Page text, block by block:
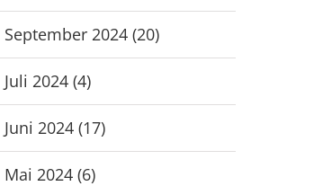
September 2024 (20)
Juli 2024 (4)
Juni 2024 (17)
Mai 2024 (6)